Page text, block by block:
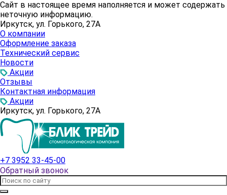
Сайт в настоящее время наполняется и может содержать
неточную информацию.
Иркутск, ул. Горького, 27А
О компании
Оформление заказа
Технический сервис
Новости
Акции
Отзывы
Контактная информация
Акции
Иркутск, ул. Горького, 27А
+7 3952 33-45-00
Обратный звонок